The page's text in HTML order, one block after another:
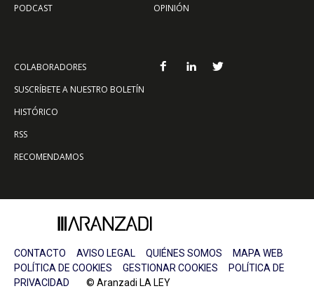
PODCAST
OPINIÓN
COLABORADORES
SUSCRÍBETE A NUESTRO BOLETÍN
HISTÓRICO
RSS
RECOMENDAMOS
CONTACTO AVISO LEGAL QUIÉNES SOMOS
MAPA WEB
POLÍTICA DE COOKIES
GESTIONAR COOKIES
POLÍTICA DE
PRIVACIDAD © Aranzadi LA LEY